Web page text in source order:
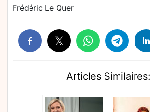
Frédéric Le Quer
Articles Similaires: